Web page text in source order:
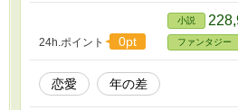
した敵の城で王子が来るのを待つ日々。
を知り、現実に目を向けた時、自分を取
ものと全く違う事に気付いたアイリスは
めた。 だが、つかの間の平和が消え失
び、あの日に戻る事となる━━
24h.ポイント 0pt
小説
ファンタジー
恋愛 年の差